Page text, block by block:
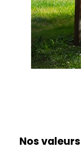
Nos valeurs